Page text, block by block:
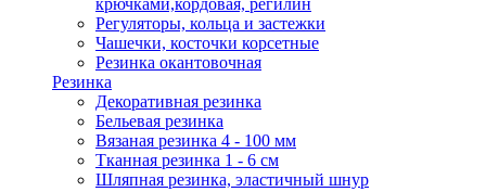
крючками,кордовая, регилин
Регуляторы, кольца и застежки
Чашечки, косточки корсетные
Резинка окантовочная
Резинка
Декоративная резинка
Бельевая резинка
Вязаная резинка 4 - 100 мм
Тканная резинка 1 - 6 см
Шляпная резинка, эластичный шнур